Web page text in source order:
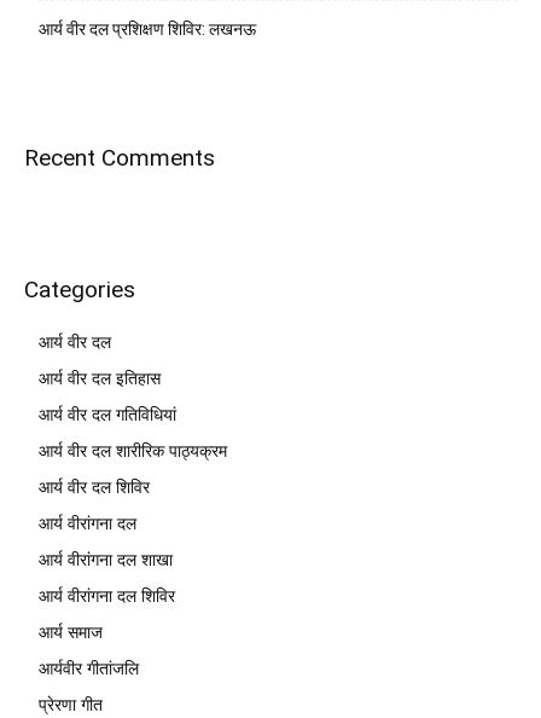
आर्य वीर दल प्रशिक्षण शिविर: लखनऊ
Recent Comments
Categories
आर्य वीर दल
आर्य वीर दल इतिहास
आर्य वीर दल गतिविधियां
आर्य वीर दल शारीरिक पाठ्यक्रम
आर्य वीर दल शिविर
आर्य वीरांगना दल
आर्य वीरांगना दल शाखा
आर्य वीरांगना दल शिविर
आर्य समाज
आर्यवीर गीतांजलि
प्रेरणा गीत